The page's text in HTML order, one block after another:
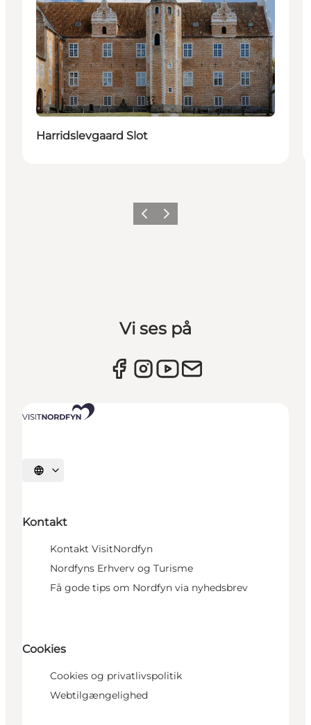
Harridslevgaard Slot
Forrige billede
Næste billede
Vi ses på
Vælg sprog
Kontakt
Kontakt VisitNordfyn
Nordfyns Erhverv og Turisme
Få gode tips om Nordfyn via nyhedsbrev
Cookies
Cookies og privatlivspolitik
Webtilgængelighed